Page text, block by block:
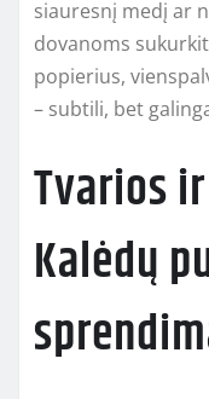
siauresnį medį ar
dovanoms
popierius,
– subtili, bet
Tvarios
Kalėdų